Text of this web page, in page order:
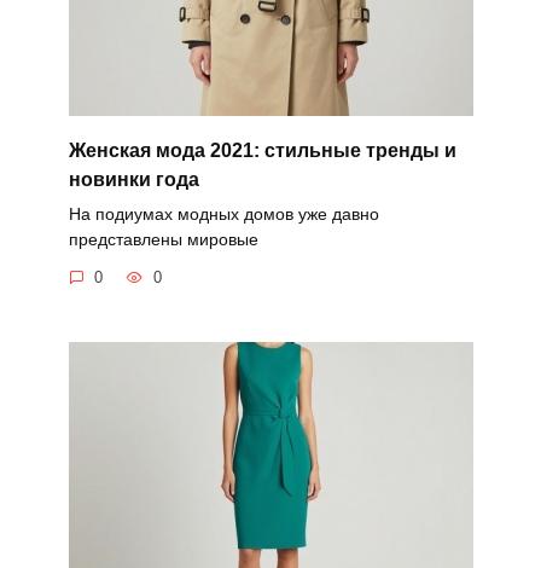
Женская мода 2021: стильные тренды и
новинки года
На подиумах модных домов уже давно
представлены мировые
0 0